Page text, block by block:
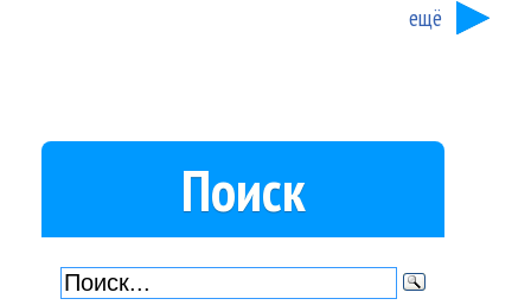
ещё
Поиск